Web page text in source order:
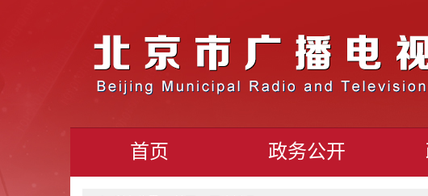
首页 政务公开